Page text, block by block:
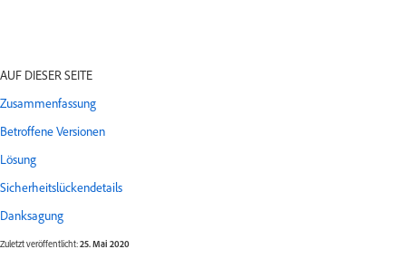
AUF DIESER SEITE
Zusammenfassung
Betroffene Versionen
Lösung
Sicherheitslückendetails
Danksagung
Zuletzt veröffentlicht:25. Mai 2020